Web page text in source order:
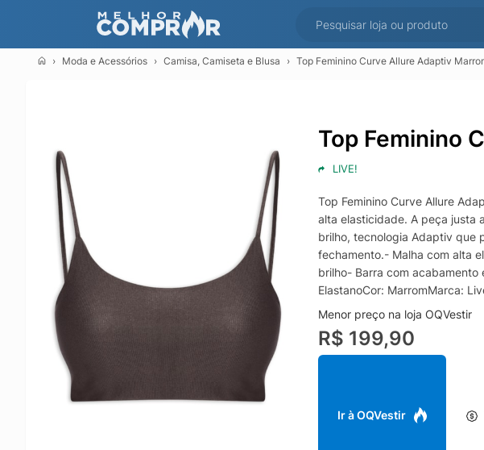
Moda e Acessórios Camisa, Camiseta e Blusa Top Feminino Curve Allure Adaptiv
Top Feminino
LIVE!
Top Feminino Curve Allure
alta elasticidade. A peça justa
brilho, tecnologia Adaptiv que
fechamento.- Malha com alta
brilho- Barra com acabamento
ElastanoCor: MarromMarca:
Menor preço na loja OQVestir
R$ 199,90
Ir à OQVestir